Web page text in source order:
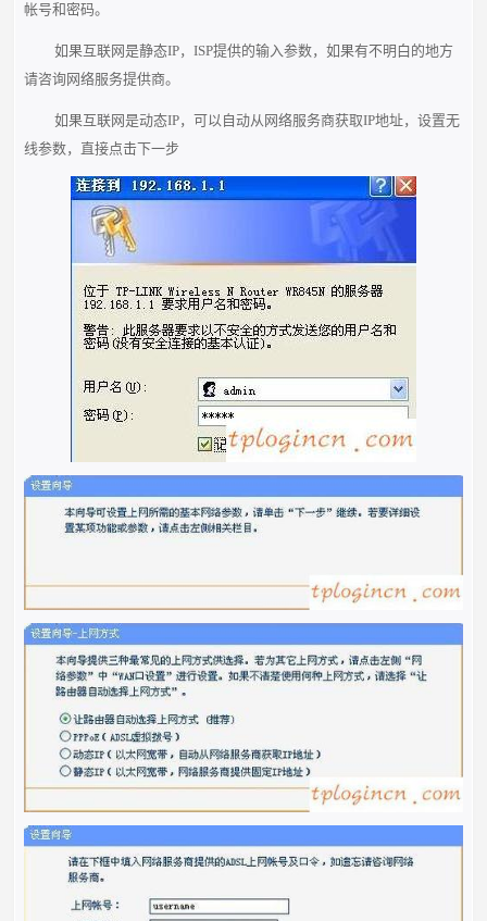
帐号和密码。
如果互联网是静态IP，ISP提供的输入参数，如果有不明白的地方
请咨询网络服务提供商。
如果互联网是动态IP，可以自动从网络服务商获取IP地址，设置无
线参数，直接点击下一步